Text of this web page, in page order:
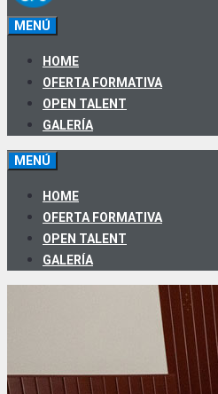
MENÚ
HOME
OFERTA FORMATIVA
OPEN TALENT
GALERÍA
MENÚ
HOME
OFERTA FORMATIVA
OPEN TALENT
GALERÍA